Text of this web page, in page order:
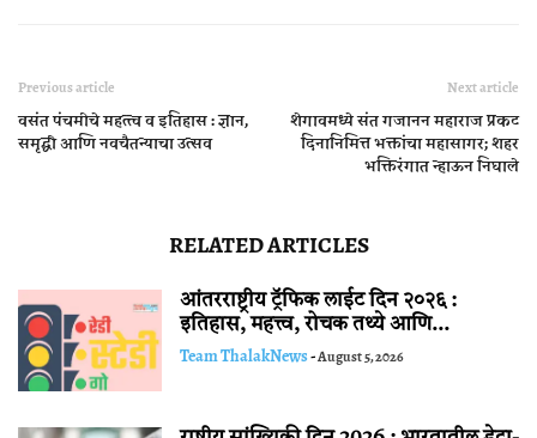
Previous article
वसंत पंचमीचे महत्त्व व इतिहास : ज्ञान,
समृद्धी आणि नवचैतन्याचा उत्सव
Next article
शेगावमध्ये संत गजानन महाराज प्रकट
दिनानिमित्त भक्तांचा महासागर; शहर
भक्तिरंगात न्हाऊन निघाले
RELATED ARTICLES
आंतरराष्ट्रीय ट्रॅफिक लाईट दिन २०२६ :
इतिहास, महत्त्व, रोचक तथ्ये आणि...
Team ThalakNews-August 5, 2026